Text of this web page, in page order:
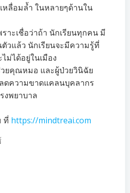
หลื่อมล้ำ ในหลายๆด้านใน
าะเชื่อว่าถ้า นักเรียนทุกคน มี
ตัวแล้ว นักเรียนจะมีความรู้ที่
ม่ได้อยู่ในเมือง
ยคุณหมอ และผู้ป่วยวินิฉัย
ดความขาดแคลนบุคลากร
งพยาบาล
ที่ https://mindtreai.com